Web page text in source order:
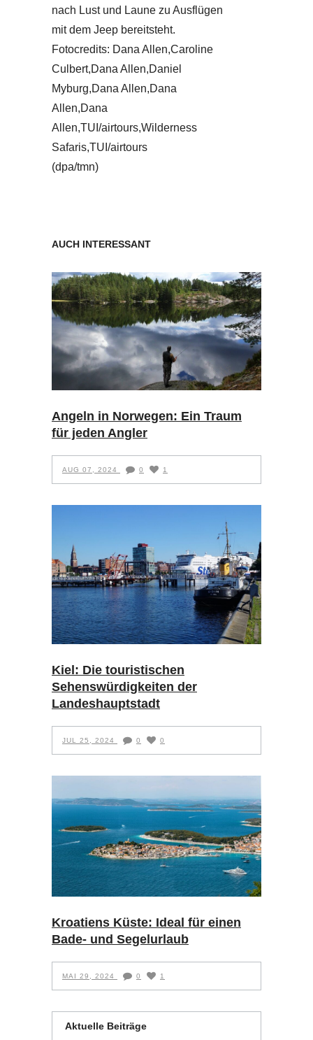
nach Lust und Laune zu Ausflügen
mit dem Jeep bereitsteht.
Fotocredits: Dana Allen,Caroline
Culbert,Dana Allen,Daniel
Myburg,Dana Allen,Dana
Allen,Dana
Allen,TUI/airtours,Wilderness
Safaris,TUI/airtours
(dpa/tmn)
AUCH INTERESSANT
Angeln in Norwegen: Ein Traum
für jeden Angler
AUG 07, 2024 0 1
Kiel: Die touristischen
Sehenswürdigkeiten der
Landeshauptstadt
JUL 25, 2024 0 0
Kroatiens Küste: Ideal für einen
Bade- und Segelurlaub
MAI 29, 2024 0 1
Aktuelle Beiträge